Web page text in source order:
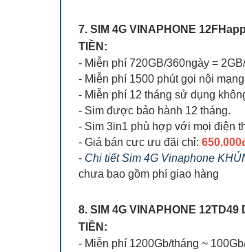
7. SIM 4G VINAPHONE
TIỀN:
- Miễn phí 720GB/360ngày =
- Miễn phí 1500 phút gọi nội
- Miễn phí 12 tháng sử dụng
- Sim được bảo hành 12 tháng.
- Sim 3in1 phù hợp với mọi điện
- Giá bán cực ưu đãi chỉ:
- Chi tiết Sim 4G Vinaphone
chưa bao gồm phí giao hàng
8. SIM 4G VINAPHONE 12TD49
TIỀN:
- Miễn phí 1200Gb/tháng ~